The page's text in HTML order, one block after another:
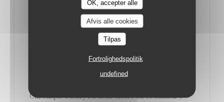
OK, accepter alle
Afvis alle cookies
Tilpas
Fortrolighedspolitik
undefined
grandes brasseries parisiennes comme Brasserie
Lipp ou La Coupole) et disposant de plus de 500
places, la Brasserie Rosalie propose une cuisine
française traditionnelle et de grandes terrasses
Chronique Disney l’a donc testée en ce samedi 9